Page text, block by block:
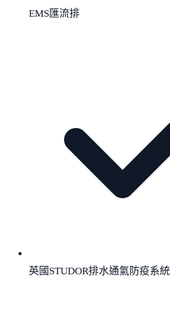
EMS匯流排
英國STUDOR排水通氣防疫系統